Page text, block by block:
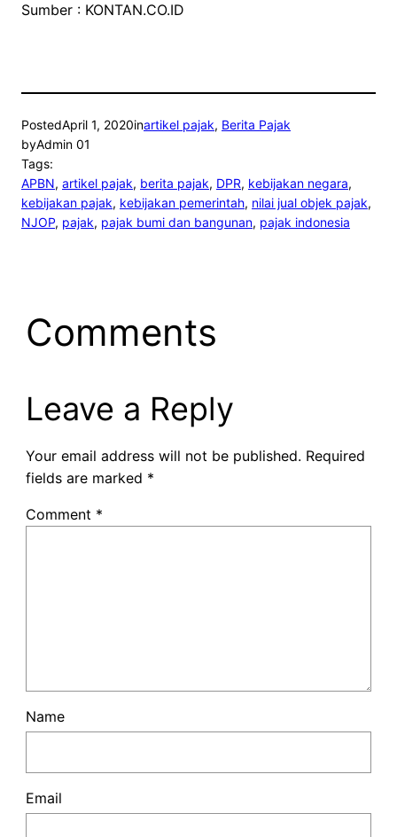
Sumber : KONTAN.CO.ID
PostedApril 1, 2020inartikel pajak, Berita Pajak
byAdmin 01
Tags:
APBN, artikel pajak, berita pajak, DPR, kebijakan negara
kebijakan pajak, kebijakan pemerintah, nilai jual objek pajak
NJOP, pajak, pajak bumi dan bangunan, pajak indonesia
Comments
Leave a Reply
Your email address will not be published. Required
fields are marked *
Comment *
Name
Email